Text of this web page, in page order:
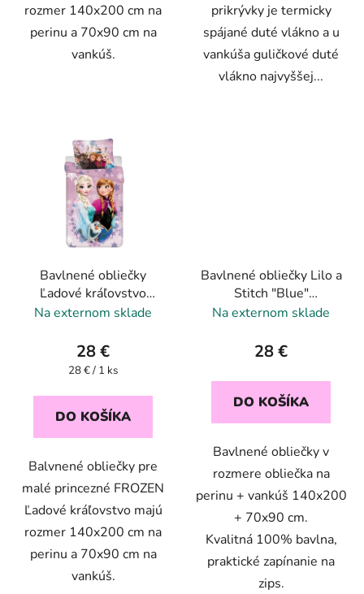
rozmer 140x200 cm na
perinu a 70x90 cm na
vankúš.
prikrývky je termicky
spájané duté vlákno a u
vankúša guličkové duté
vlákno najvyššej...
Bavlnené obliečky
Ľadové kráľovstvo
FROZEN 140x200cm +
Na externom sklade
28 €
Jednotková
28 € / 1 ks
DO KOŠÍKA
Balvnené obliečky pre
malé princezné FROZEN
Ľadové kráľovstvo majú
rozmer 140x200 cm na
perinu a 70x90 cm na
vankúš.
Bavlnené obliečky Lilo a
Stitch "Blue"
140x200cm +
Na externom sklade
28 €
DO KOŠÍKA
Bavlnené obliečky v
rozmere obliečka na
perinu + vankúš 140x200
+ 70x90 cm.
Kvalitná 100% bavlna,
praktické zapínanie na
zips.